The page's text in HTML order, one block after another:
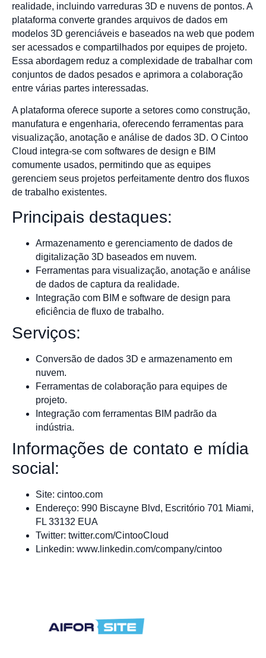
realidade, incluindo varreduras 3D e nuvens de pontos. A
plataforma converte grandes arquivos de dados em
modelos 3D gerenciáveis e baseados na web que podem
ser acessados e compartilhados por equipes de projeto.
Essa abordagem reduz a complexidade de trabalhar com
conjuntos de dados pesados e aprimora a colaboração
entre várias partes interessadas.
A plataforma oferece suporte a setores como construção,
manufatura e engenharia, oferecendo ferramentas para
visualização, anotação e análise de dados 3D. O Cintoo
Cloud integra-se com softwares de design e BIM
comumente usados, permitindo que as equipes
gerenciem seus projetos perfeitamente dentro dos fluxos
de trabalho existentes.
Principais destaques:
Armazenamento e gerenciamento de dados de
digitalização 3D baseados em nuvem.
Ferramentas para visualização, anotação e análise
de dados de captura da realidade.
Integração com BIM e software de design para
eficiência de fluxo de trabalho.
Serviços:
Conversão de dados 3D e armazenamento em
nuvem.
Ferramentas de colaboração para equipes de
projeto.
Integração com ferramentas BIM padrão da
indústria.
Informações de contato e mídia
social:
Site: cintoo.com
Endereço: 990 Biscayne Blvd, Escritório 701 Miami,
FL 33132 EUA
Twitter: twitter.com/CintooCloud
Linkedin: www.linkedin.com/company/cintoo